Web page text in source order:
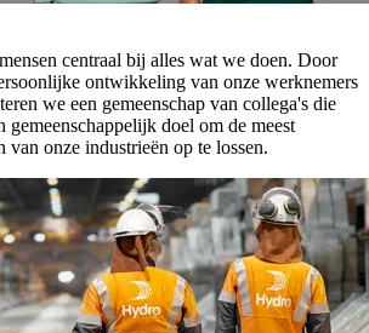
centraal bij alles wat we doen. Door
ontwikkeling van onze werknemers
we een gemeenschap van collega's die
gemeenschappelijk doel om de meest
van onze industrieën op te lossen.